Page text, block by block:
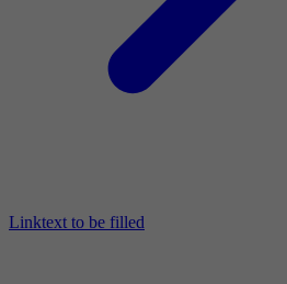
Linktext to be filled